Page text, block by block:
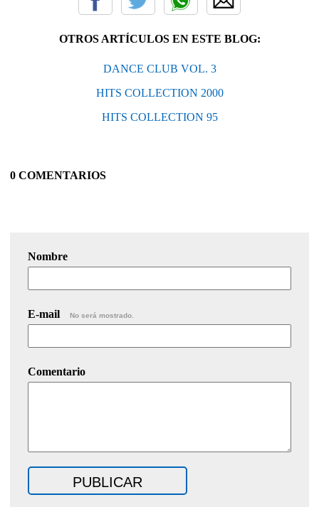
OTROS ARTÍCULOS EN ESTE BLOG:
DANCE CLUB VOL. 3
HITS COLLECTION 2000
HITS COLLECTION 95
0 COMENTARIOS
Nombre
E-mail No será mostrado.
Comentario